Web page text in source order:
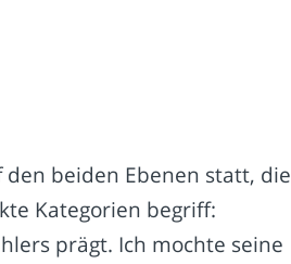
beiden Ebenen statt, die
Kategorien begriff:
prägt. Ich mochte seine